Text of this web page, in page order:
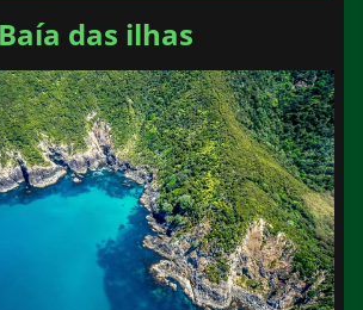
Baía das ilhas